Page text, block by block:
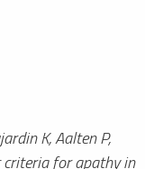
K, Aalten P,
criteria for apathy in